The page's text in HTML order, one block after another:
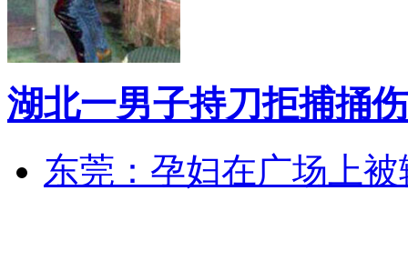
湖北一男子持刀拒捕捅
东莞：孕妇在广场上